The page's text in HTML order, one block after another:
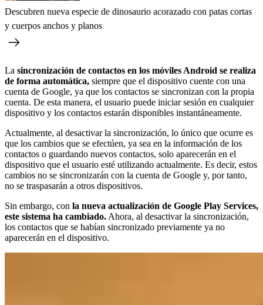
Descubren nueva especie de dinosaurio acorazado con patas cortas
y cuerpos anchos y planos
La sincronización de contactos en los móviles Android se realiza
de forma automática, siempre que el dispositivo cuente con una
cuenta de Google, ya que los contactos se sincronizan con la propia
cuenta. De esta manera, el usuario puede iniciar sesión en cualquier
dispositivo y los contactos estarán disponibles instantáneamente.
Actualmente, al desactivar la sincronización, lo único que ocurre es
que los cambios que se efectúen, ya sea en la información de los
contactos o guardando nuevos contactos, solo aparecerán en el
dispositivo que el usuario esté utilizando actualmente. Es decir, estos
cambios no se sincronizarán con la cuenta de Google y, por tanto,
no se traspasarán a otros dispositivos.
Sin embargo, con la nueva actualización de Google Play Services,
este sistema ha cambiado. Ahora, al desactivar la sincronización,
los contactos que se habían sincronizado previamente ya no
aparecerán en el dispositivo.